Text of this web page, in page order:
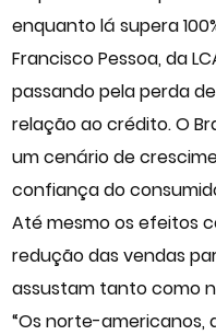
enquanto lá supera
Francisco Pessoa, da
passando pela perda
relação ao crédito. O
um cenário de
confiança do
Até mesmo os efeitos
redução das vendas
assustam tanto como
“Os norte-americanos,